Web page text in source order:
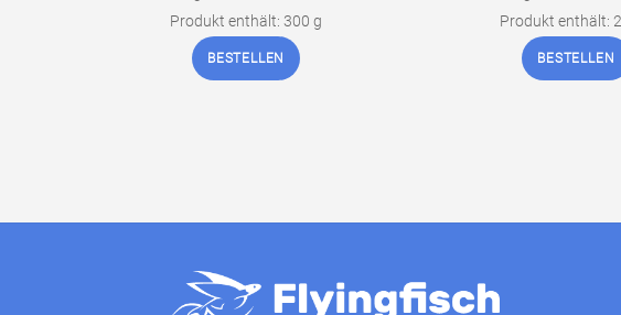
Produkt enthält: 300g
BESTELLEN
Produkt enthält:
BESTELLEN